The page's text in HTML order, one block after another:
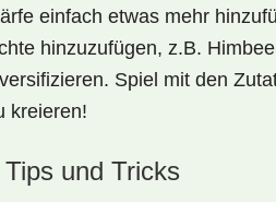
einfach etwas mehr
hinzuzufügen, z.B.
Spiel mit den
kreieren!
und Tricks